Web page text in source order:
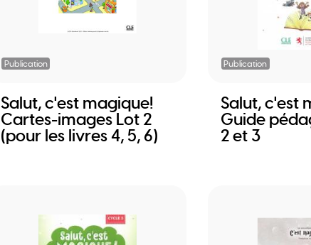
Publication
Salut, c'est magique!
Cartes-images Lot 2
(pour les livres 4, 5, 6)
Publication
Salut, c'est
Guide
2 et 3